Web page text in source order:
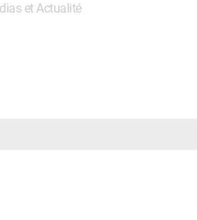
et Actualité